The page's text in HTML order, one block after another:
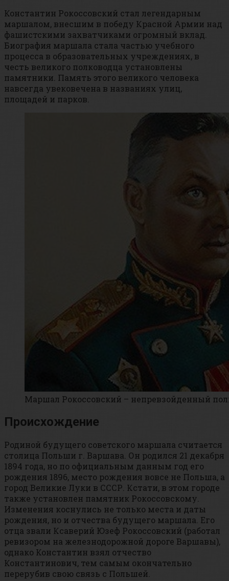
Константин Рокоссовский стал легендарным
маршалом, внесшим в победу Красной Армии над
фашистскими захватчиками огромный вклад.
Биография маршала стала частью учебного
процесса в образовательных учреждениях, в
честь великого полководца установлены
памятники. Память этого великого человека
навсегда увековечена в названиях улиц,
площадей и парков.
Маршал Рокоссовский – непревзойденный
Происхождение
Родиной будущего советского маршала считается
столица Польши г. Варшава. Он родился 21 декабря
1894 года, но по официальным данным год его
рождения 1896, место рождения вовсе не Польша, а
город Великие Луки в СССР. Кстати, в этом городе
также установлен памятник Рокоссовскому.
Изменения коснулись не только места и даты
рождения, но и отчества будущего маршала. Его
отца звали Ксаверий Юзеф Рокоссовский (работал
ревизором на железнодорожной дороге Варшавы),
однако Константин взял отчество
Константинович, тем самым окончательно
перерубив свою связь с Польшей.